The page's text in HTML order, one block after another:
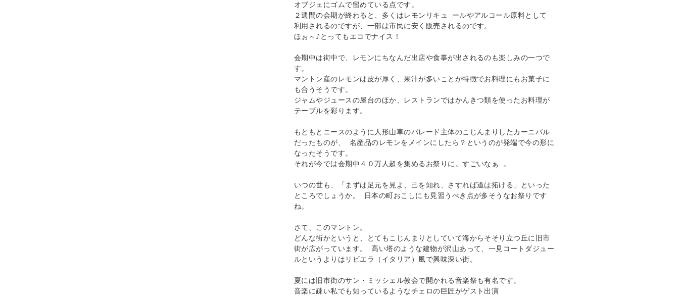
オブジェにゴムで留めている点です。
２週間の会期が終わると、多くはレモンリキュ ールやアルコール原料として
利用されるのですが、一部は市民に安く販売されるのです。
ほぉ～♪とってもエコでナイス！
会期中は街中で、レモンにちなんだ出店や食事が出されるのも楽しみの一つで
す。
マントン産のレモンは皮が厚く、果汁が多いことが特徴でお料理にもお菓子に
も合うそうです。
ジャムやジュースの屋台のほか、レストランではかんきつ類を使ったお料理が
テーブルを彩ります。
もともとニースのように人形山車のパレード主体のこじんまりしたカーニバル
だったものが、 名産品のレモンをメインにしたら？というのが発端で今の形に
なったそうです。
それが今では会期中４０万人超を集めるお祭りに。すごいなぁ 。
いつの世も、「まずは足元を見よ、己を知れ、さすれば道は拓ける」といった
ところでしょうか。 日本の町おこしにも見習うべき点が多そうなお祭りです
ね。
さて、このマントン。
どんな街かというと、とてもこじんまりとしていて海からそそり立つ丘に旧市
街が広がっています。 高い塔のような建物が沢山あって、一見コートダジュー
ルというよりはリビエラ（イタリア）風で興味深い街。
夏には旧市街のサン・ミッシェル教会で開かれる音楽祭も有名です。
音楽に疎い私でも知っているようなチェロの巨匠がゲスト出演